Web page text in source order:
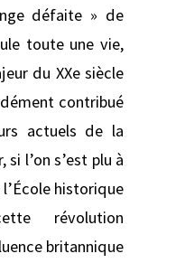
défaite » de
toute une vie,
du XXe siècle
contribué
actuels de la
l’on s’est plu à
historique
révolution
britannique